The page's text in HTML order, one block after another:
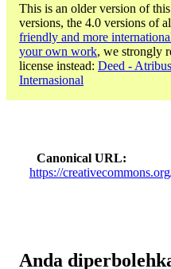
This is an older version of
versions, the 4.0 versions of
friendly and more
your own work, we strongly
license instead: Deed -
Internasional
Canonical URL
https://
Anda